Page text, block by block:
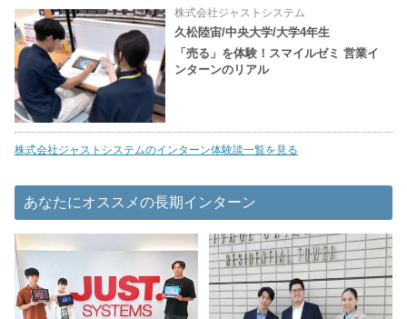
株式会社ジャストシステム
久松陸宙/中央大学/大学4年生
「売る」を体験！スマイルゼミ 営業イ
ンターンのリアル
株式会社ジャストシステムのインターン体験談一覧を見る
あなたにオススメの長期インターン